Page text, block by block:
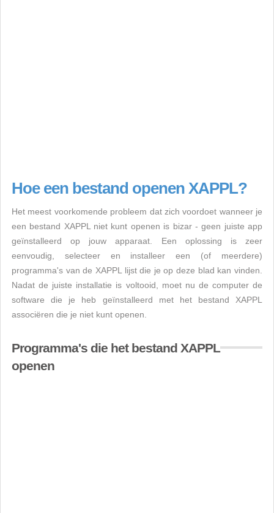
Hoe een bestand openen XAPPL?
Het meest voorkomende probleem dat zich voordoet wanneer je
een bestand XAPPL niet kunt openen is bizar - geen juiste app
geïnstalleerd op jouw apparaat. Een oplossing is zeer
eenvoudig, selecteer en installeer een (of meerdere)
programma's van de XAPPL lijst die je op deze blad kan vinden.
Nadat de juiste installatie is voltooid, moet nu de computer de
software die je heb geïnstalleerd met het bestand XAPPL
associëren die je niet kunt openen.
Programma's die het bestand XAPPL
openen